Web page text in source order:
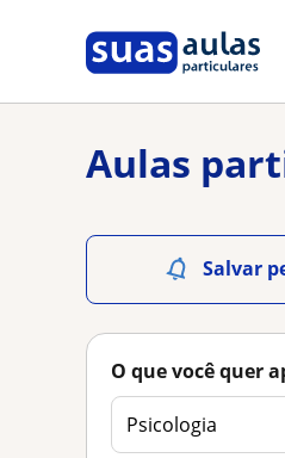
Aulas
Salvar
O que você quer